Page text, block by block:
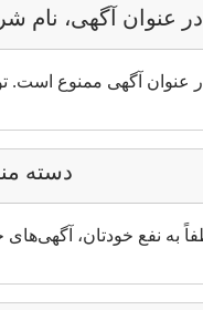
در عنوان آگهی، نام
دسته